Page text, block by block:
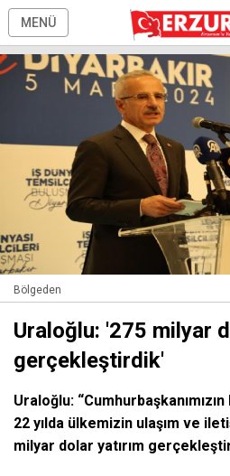
MENÜ
Bölgeden
Uraloğlu: '275 milyar
gerçekleştirdik'
Uraloğlu:
22 yılda ülkemizin ulaşım ve
milyar dolar yatırım